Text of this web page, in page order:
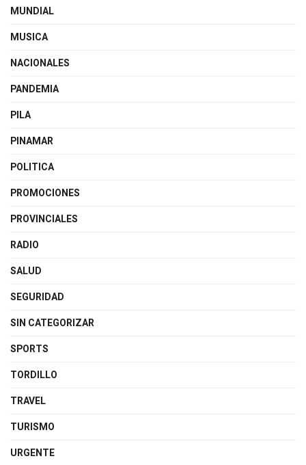
MUNDIAL
MUSICA
NACIONALES
PANDEMIA
PILA
PINAMAR
POLITICA
PROMOCIONES
PROVINCIALES
RADIO
SALUD
SEGURIDAD
SIN CATEGORIZAR
SPORTS
TORDILLO
TRAVEL
TURISMO
URGENTE